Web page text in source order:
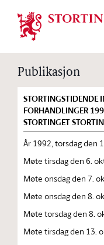
Publikasjon
STORTINGSTIDENDE
FORHANDLINGER
STORTINGET
År 1992, torsdag den
Møte tirsdag den 6.
Møte onsdag den 7.
Møte onsdag den 8.
Møte torsdag den 8.
Møte tirsdag den 13.